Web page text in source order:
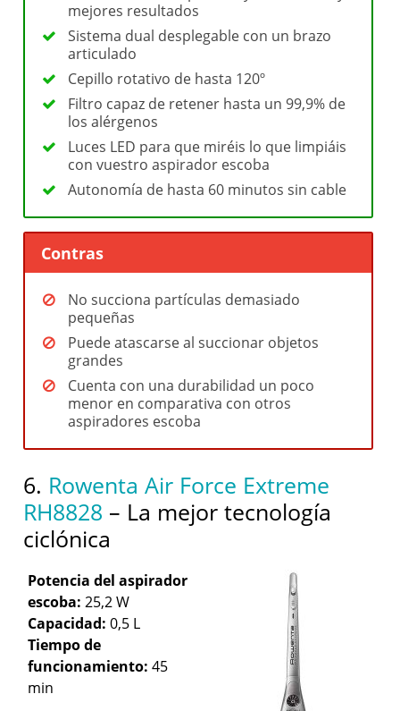
mejores resultados
Sistema dual desplegable con un brazo
articulado
Cepillo rotativo de hasta 120º
Filtro capaz de retener hasta un 99,9% de
los alérgenos
Luces LED para que miréis lo que limpiáis
con vuestro aspirador escoba
Autonomía de hasta 60 minutos sin cable
Contras
No succiona partículas demasiado
pequeñas
Puede atascarse al succionar objetos
grandes
Cuenta con una durabilidad un poco
menor en comparativa con otros
aspiradores escoba
6. Rowenta Air Force Extreme
RH8828 – La mejor tecnología
ciclónica
Potencia del aspirador
escoba:25,2 W
Capacidad:0,5 L
Tiempo de
funcionamiento:45
min